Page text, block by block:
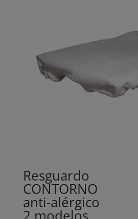
Resguardo
CONTORNO
anti-alérgico
2 modelos